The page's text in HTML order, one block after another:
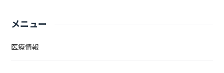
メニュー
医療情報